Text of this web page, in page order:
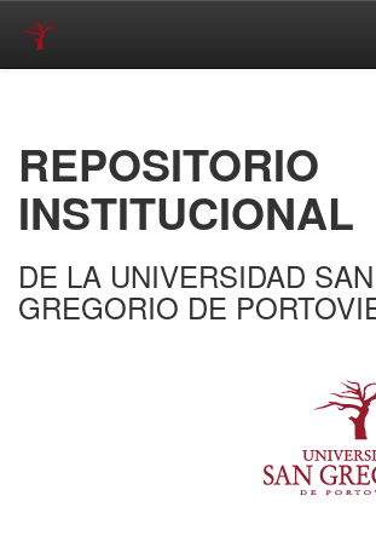
REPOSITORIO
INSTITUCIONAL
DE LA UNIVERSIDAD SAN
GREGORIO DE